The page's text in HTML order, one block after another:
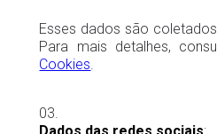
Esses dados são
Para mais detalhes,
Cookies.